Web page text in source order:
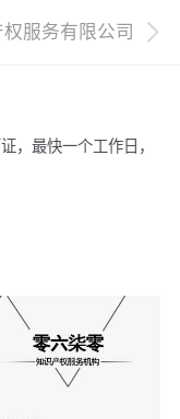
服务有限公司
，最快一个工作日，